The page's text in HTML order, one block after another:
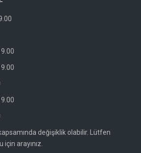
değişiklik olabilir. Lütfen
arayınız.